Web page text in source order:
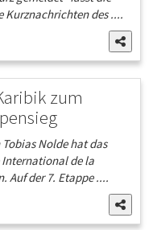
des ....
zum
Tobias Nolde hat das
International de la
Auf der 7. Etappe ....